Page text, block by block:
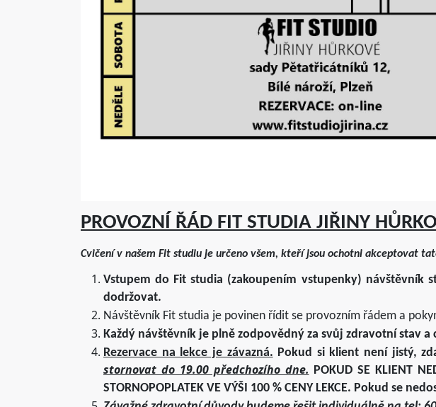
PROVOZNÍ ŘÁD FIT STUDIA JIŘINY
Cvičení v našem Fit studiu je určeno všem, kteří jsou ochotni akceptovat
Vstupem do Fit studia (zakoupením vstupenky) návštěvník
dodržovat.
Návštěvník Fit studia je povinen řídit se provozním řádem a
Každý návštěvník je plně zodpovědný za svůj zdravotní stav
Rezervace na lekce je závazná. Pokud si klient není jistý,
stornovat do 19.00 předchozího dne. POKUD SE KLIENT
STORNOPOPLATEK VE VÝŠI 100 % CENY LEKCE. Pokud se